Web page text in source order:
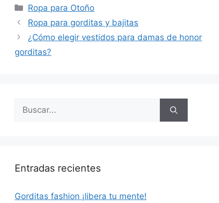
Categorías
Ropa para Otoño
Ropa para gorditas y bajitas
¿Cómo elegir vestidos para damas de honor
gorditas?
Buscar:
Entradas recientes
Gorditas fashion ¡libera tu mente!